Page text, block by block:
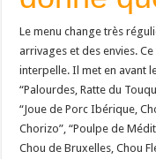
Le menu change très
arrivages et des envies.
interpelle. Il met en avant
“Palourdes, Ratte du
“Joue de Porc Ibérique,
Chorizo”, “Poulpe de
Chou de Bruxelles, Chou